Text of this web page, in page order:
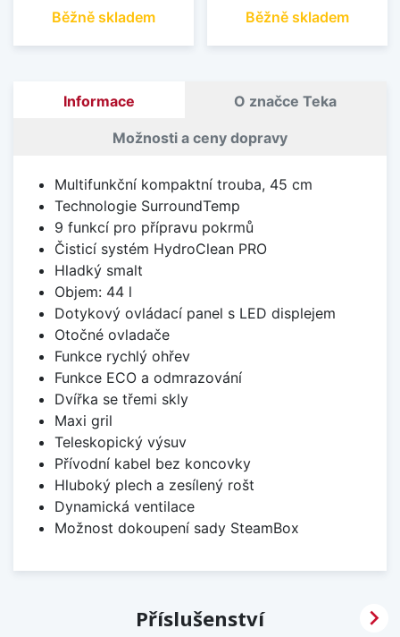
Běžně skladem Běžně skladem
Informace O značce Teka
Možnosti a ceny dopravy
Multifunkční kompaktní trouba, 45 cm
Technologie SurroundTemp
9 funkcí pro přípravu pokrmů
Čisticí systém HydroClean PRO
Hladký smalt
Objem: 44 l
Dotykový ovládací panel s LED displejem
Otočné ovladače
Funkce rychlý ohřev
Funkce ECO a odmrazování
Dvířka se třemi skly
Maxi gril
Teleskopický výsuv
Přívodní kabel bez koncovky
Hluboký plech a zesílený rošt
Dynamická ventilace
Možnost dokoupení sady SteamBox
Příslušenství 